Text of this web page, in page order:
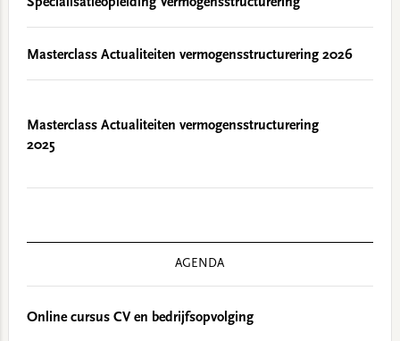
Specialisatieopleiding Vermogensstructurering
Masterclass Actualiteiten vermogensstructurering 2026
Masterclass Actualiteiten vermogensstructurering
2025
AGENDA
Online cursus CV en bedrijfsopvolging